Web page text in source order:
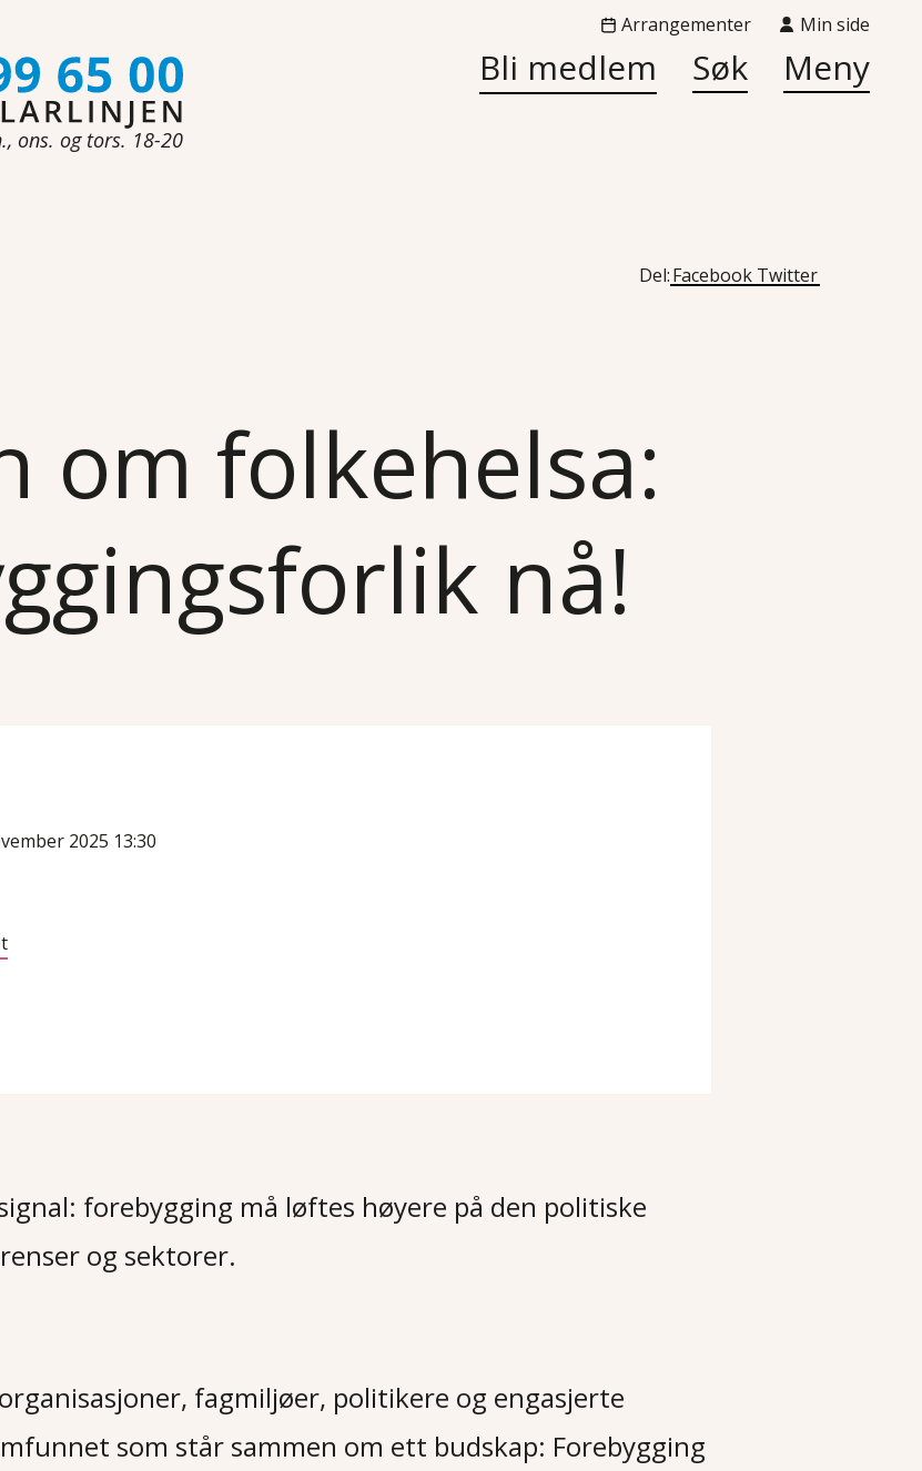
Arrangementer Min side
ons. og tors. 18-20
Bli medlem Søk Meny
Del:Facebook Twitter
om folkehelsa:
nå!
2025 13:30
forebygging må løftes høyere på den politiske
og sektorer.
fagmiljøer, politikere og engasjerte
som står sammen om ett budskap: Forebygging